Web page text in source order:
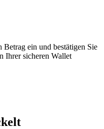
Betrag ein und bestätigen Sie
Ihrer sicheren Wallet